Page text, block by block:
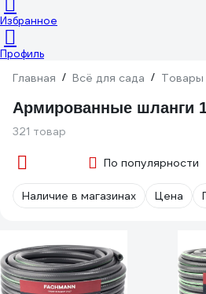
Избранное
Профиль
Главная / Всё для сада / Товары
Армированные шланги
321 товар
По популярности
Наличие в магазинах Цена